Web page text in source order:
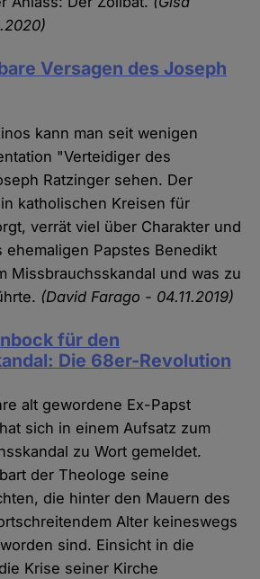
Versagen des Joseph
kann man seit wenigen
"Verteidiger des
Ratzinger sehen. Der
katholischen Kreisen für
verrät viel über Charakter und
ehemaligen Papstes Benedikt
Missbrauchsskandal und was zu
(David Farago - 04.11.2019)
für den
Die 68er-Revolution
alt gewordene Ex-Papst
sich in einem Aufsatz zum
zu Wort gemeldet.
der Theologe seine
die hinter den Mauern des
Alter keineswegs
sind. Einsicht in die
Krise seiner Kirche